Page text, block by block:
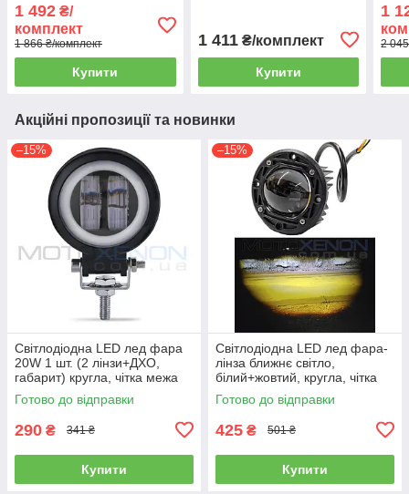
3000K/4300K/6000K, вибір
кольору, пульт ДК
1 492 ₴/
комплект
1 866 ₴/комплект
Купити
1 411₴/комплект
Купити
1
2
Акційні пропозиції та новинки
–15%
Світлодіодна LED лед фара
20W 1 шт. (2 лінзи+ДХО,
габарит) кругла, чітка межа
світла
Готово до відправки
290 ₴ 341 ₴
Купити
–15%
Світлодіодна LED лед фара-
лінза ближнє світло,
білий+жовтий, кругла, чітка
межа, 3 режими
Готово до відправки
425 ₴ 501 ₴
Купити